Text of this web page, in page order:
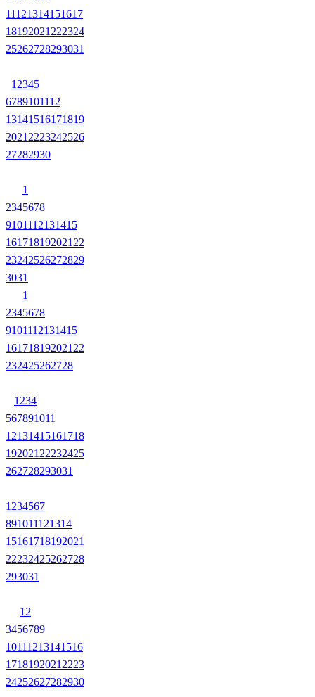
11121314151617
18192021 222324
25262728293031
1 2345
6789101112
13141516171819
2021 2223242526
27282930
1
2345678
9101112131415
161718192021 22
23242526272829
3031
1
2345678
9101112131415
161718192021 22
232425262728
1 234
567891011
12131415161718
192021 22232425
262728293031
1 234567
891011121314
15161718192021
22232425262728
293031
1 2
3456789
10111213141516
1718192021 2223
24252627282930